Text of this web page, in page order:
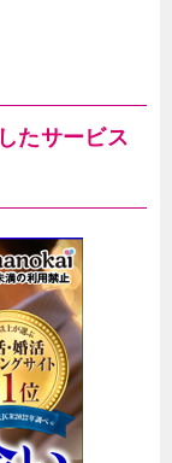
たサービス